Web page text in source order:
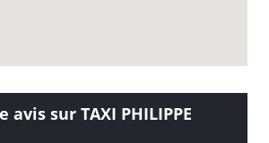
avis sur TAXI PHILIPPE